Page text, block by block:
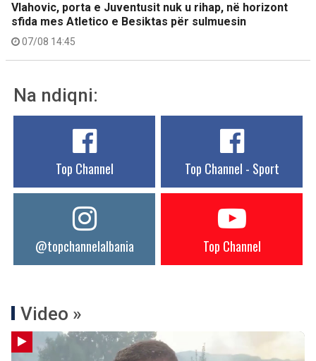
Vlahovic, porta e Juventusit nuk u rihap, në horizont
sfida mes Atletico e Besiktas për sulmuesin
07/08 14:45
Na ndiqni:
Top Channel Top Channel - Sport
@topchannelalbania Top Channel
Video »